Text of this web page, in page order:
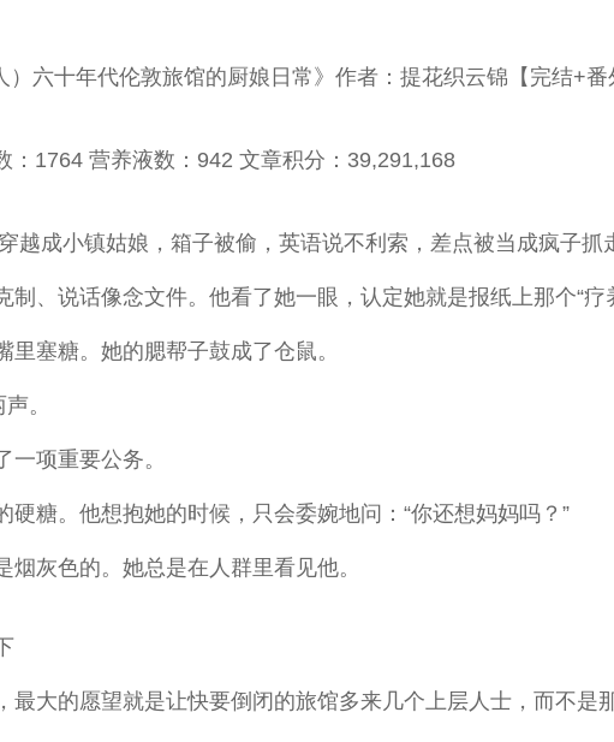
六十年代伦敦旅馆的厨娘日常》作者：提花织云锦【完结+番
：1764 营养液数：942 文章积分：39,291,168
越成小镇姑娘，箱子被偷，英语说不利索，差点被当成疯子抓
、说话像念文件。他看了她一眼，认定她就是报纸上那个“疗
塞糖。她的腮帮子鼓成了仓鼠。
。
项重要公务。
硬糖。他想抱她的时候，只会委婉地问：“你还想妈妈吗？”
灰色的。她总是在人群里看见他。
最大的愿望就是让快要倒闭的旅馆多来几个上层人士，而不是